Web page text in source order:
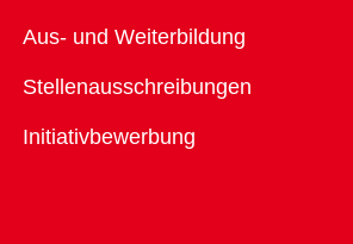
Aus- und Weiterbildung
Stellenausschreibungen
Initiativbewerbung